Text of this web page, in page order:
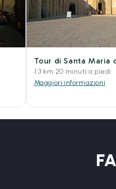
Tour di Santa Maria
1.3 km 20 minuti a piedi
Maggiori informazioni